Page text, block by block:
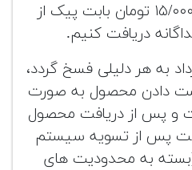
موظف هستیم مبلغ ۱۵/۰۰۰ تومان بابت پیک از
دریافت کنیم.
به هر دلیلی فسخ گردد،
دادن محصول به صورت
و پس از دریافت محصول
پس از تسویه سیستم
تا نهایتا ۱۰ روز(بسته به محدودیت های